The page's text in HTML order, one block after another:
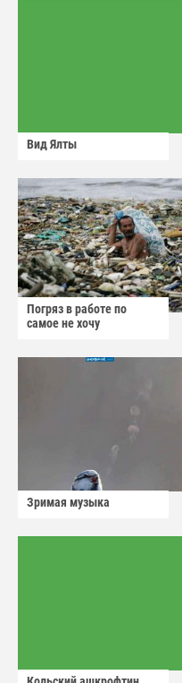
Вид Ялты
Погряз в работе по
самое не хочу
Зримая музыка